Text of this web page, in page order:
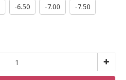
-6.50 -7.00 -7.50